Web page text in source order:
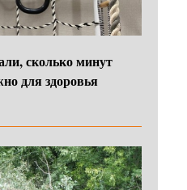
сколько минут
для здоровья